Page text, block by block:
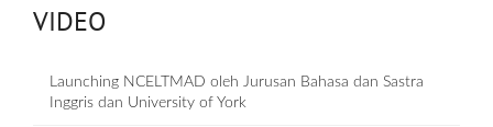
VIDEO
Launching NCELTMAD oleh Jurusan Bahasa dan Sastra
Inggris dan University of York